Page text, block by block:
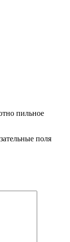
пильное
поля